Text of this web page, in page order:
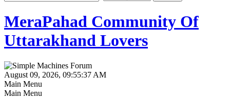
MeraPahad Community Of
Uttarakhand Lovers
August 09, 2026, 09:55:37 AM
Main Menu
Main Menu